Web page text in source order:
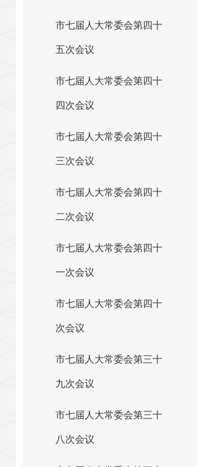
市七届人大常委会第四十
五次会议
市七届人大常委会第四十
四次会议
市七届人大常委会第四十
三次会议
市七届人大常委会第四十
二次会议
市七届人大常委会第四十
一次会议
市七届人大常委会第四十
次会议
市七届人大常委会第三十
九次会议
市七届人大常委会第三十
八次会议